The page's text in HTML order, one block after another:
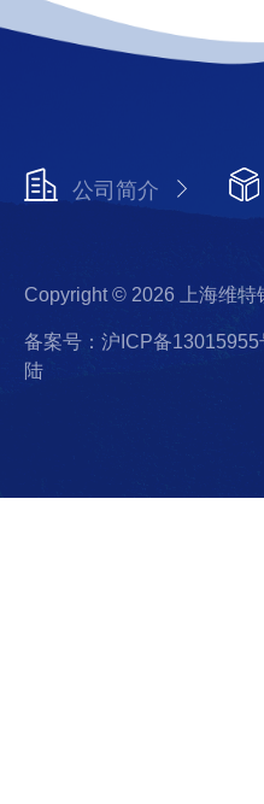
公司简介
Copyright © 2026 上海维
备案号：沪ICP备13015955
陆